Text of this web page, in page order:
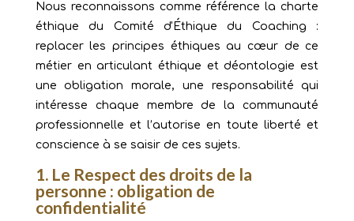
Nous reconnaissons comme référence la charte
éthique du Comité d'Éthique du Coaching :
replacer les principes éthiques au cœur de ce
métier en articulant éthique et déontologie est
une obligation morale, une responsabilité qui
intéresse chaque membre de la communauté
professionnelle et l’autorise en toute liberté et
conscience à se saisir de ces sujets.
1. Le Respect des droits de la
personne : obligation de
confidentialité